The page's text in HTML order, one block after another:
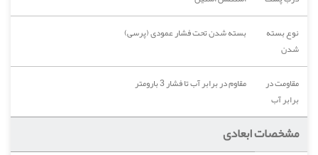
نوع بسته
شدن
بسته شدن تحت فشار عمودی (پرسی)
مقاومت در
برابر آب
مقاوم در برابر آب تا فشار 3 بارومتر
مشخصات ابعادی